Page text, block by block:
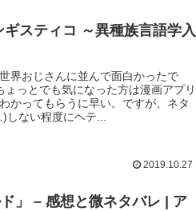
スティコ ～異種族言語学入
界おじさんに並んで面白かったで
っとでも気になった方は漫画アプリ
かってもらうに早い。ですが、ネタ
しない程度にヘテ...
2019.10.27
」 – 感想と微ネタバレ | ア